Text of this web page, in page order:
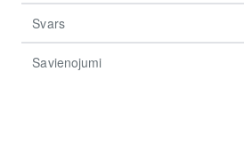
Svars
Savienojumi